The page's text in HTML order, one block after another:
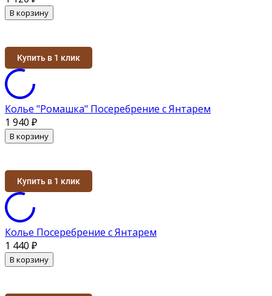
В корзину
Купить в 1 клик
Колье "Ромашка" Посеребрение с Янтарем
1 940 ₽
В корзину
Купить в 1 клик
Колье Посеребрение с Янтарем
1 440 ₽
В корзину